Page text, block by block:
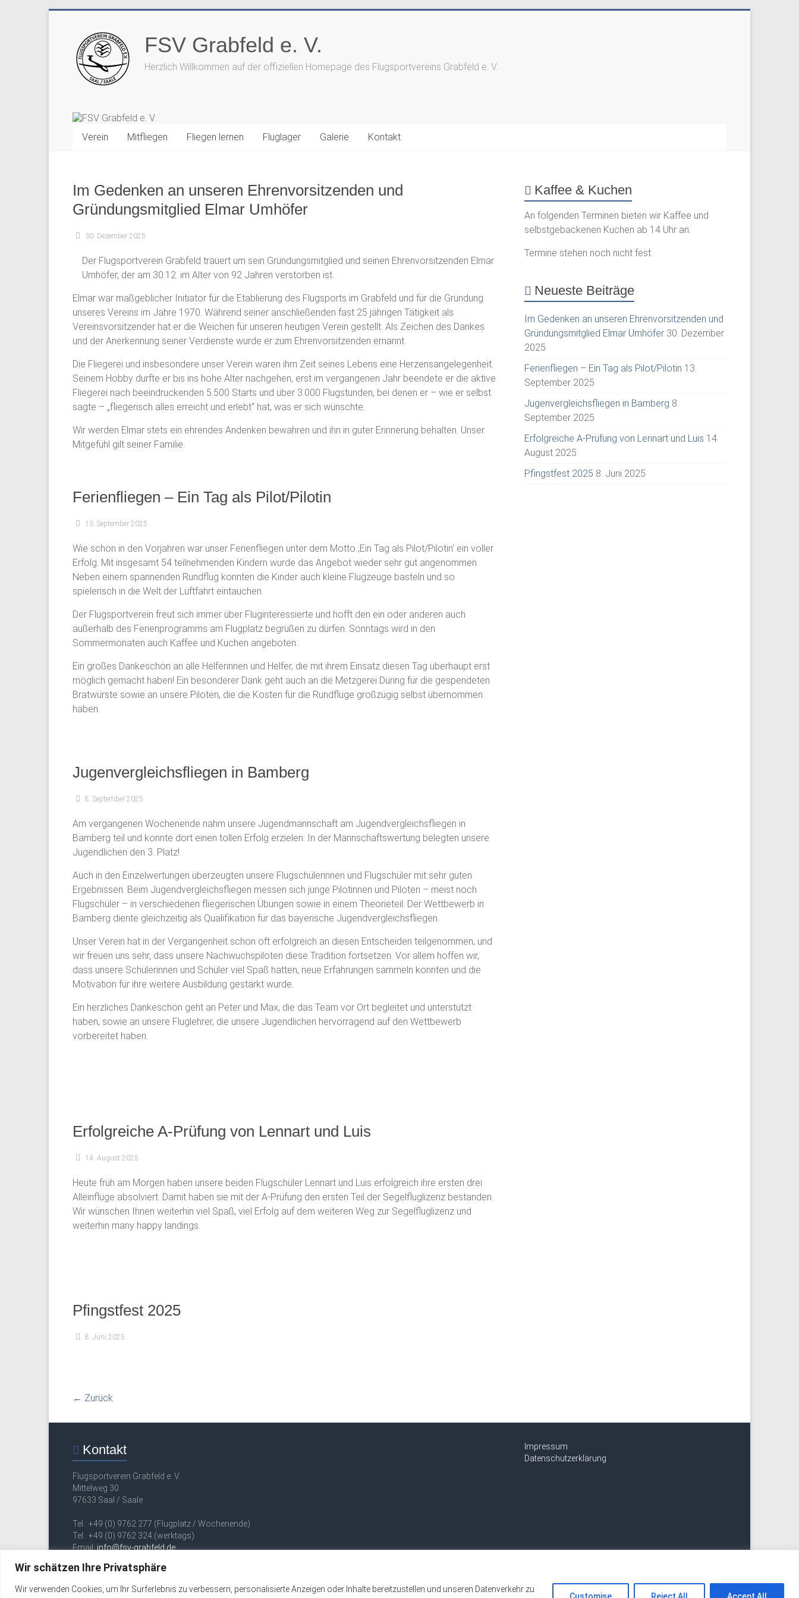
Wir schätzen Ihre Privatsphäre
Wir verwenden Cookies, um Ihr Surferlebnis zu verbessern, personalisierte Anzeigen oder Inhalte bereitzustellen und unseren Datenverkehr zu
Customise Reject All Accept All
springen
FSV Grabfeld e. V.
Herzlich Willkommen auf der offiziellen Homepage des Flugsportvereins Grabfeld e. V.
Verein Mitfliegen Fliegen lernen Fluglager Galerie Kontakt
Im Gedenken an unseren Ehrenvorsitzenden und
Gründungsmitglied Elmar Umhöfer
30. Dezember 2025
Der Flugsportverein Grabfeld trauert um sein Gründungsmitglied und seinen Ehrenvorsitzenden Elmar
Umhöfer, der am 30.12. im Alter von 92 Jahren verstorben ist.
Elmar war maßgeblicher Initiator für die Etablierung des Flugsports im Grabfeld und für die Gründung
unseres Vereins im Jahre 1970. Während seiner anschließenden fast 25 jährigen Tätigkeit als
Vereinsvorsitzender hat er die Weichen für unseren heutigen Verein gestellt. Als Zeichen des Dankes
und der Anerkennung seiner Verdienste wurde er zum Ehrenvorsitzenden ernannt.
Die Fliegerei und insbesondere unser Verein waren ihm Zeit seines Lebens eine Herzensangelegenheit.
Seinem Hobby durfte er bis ins hohe Alter nachgehen, erst im vergangenen Jahr beendete er die aktive
Fliegerei nach beeindruckenden 5.500 Starts und über 3.000 Flugstunden, bei denen er – wie er selbst
sagte – „fliegerisch alles erreicht und erlebt“ hat, was er sich wünschte.
Wir werden Elmar stets ein ehrendes Andenken bewahren und ihn in guter Erinnerung behalten. Unser
Mitgefühl gilt seiner Familie.
Ferienfliegen – Ein Tag als Pilot/Pilotin
13. September 2025
Wie schon in den Vorjahren war unser Ferienfliegen unter dem Motto ‚Ein Tag als Pilot/Pilotin‘ ein voller
Erfolg. Mit insgesamt 54 teilnehmenden Kindern wurde das Angebot wieder sehr gut angenommen.
Neben einem spannenden Rundflug konnten die Kinder auch kleine Flugzeuge basteln und so
spielerisch in die Welt der Luftfahrt eintauchen.
Der Flugsportverein freut sich immer über Fluginteressierte und hofft den ein oder anderen auch
außerhalb des Ferienprogramms am Flugplatz begrüßen zu dürfen. Sonntags wird in den
Sommermonaten auch Kaffee und Kuchen angeboten.
Ein großes Dankeschön an alle Helferinnen und Helfer, die mit ihrem Einsatz diesen Tag überhaupt erst
möglich gemacht haben! Ein besonderer Dank geht auch an die Metzgerei Düring für die gespendeten
Bratwürste sowie an unsere Piloten, die die Kosten für die Rundflüge großzügig selbst übernommen
haben.
Jugenvergleichsfliegen in Bamberg
8. September 2025
Am vergangenen Wochenende nahm unsere Jugendmannschaft am Jugendvergleichsfliegen in
Bamberg teil und konnte dort einen tollen Erfolg erzielen: In der Mannschaftswertung belegten unsere
Jugendlichen den 3. Platz!
Auch in den Einzelwertungen überzeugten unsere Flugschülerinnen und Flugschüler mit sehr guten
Ergebnissen. Beim Jugendvergleichsfliegen messen sich junge Pilotinnen und Piloten – meist noch
Flugschüler – in verschiedenen fliegerischen Übungen sowie in einem Theorieteil. Der Wettbewerb in
Bamberg diente gleichzeitig als Qualifikation für das bayerische Jugendvergleichsfliegen.
Unser Verein hat in der Vergangenheit schon oft erfolgreich an diesen Entscheiden teilgenommen, und
wir freuen uns sehr, dass unsere Nachwuchspiloten diese Tradition fortsetzen. Vor allem hoffen wir,
dass unsere Schülerinnen und Schüler viel Spaß hatten, neue Erfahrungen sammeln konnten und die
Motivation für ihre weitere Ausbildung gestärkt wurde.
Ein herzliches Dankeschön geht an Peter und Max, die das Team vor Ort begleitet und unterstützt
haben, sowie an unsere Fluglehrer, die unsere Jugendlichen hervorragend auf den Wettbewerb
vorbereitet haben.
Erfolgreiche A-Prüfung von Lennart und Luis
14. August 2025
Heute früh am Morgen haben unsere beiden Flugschüler Lennart und Luis erfolgreich ihre ersten drei
Alleinflüge absolviert. Damit haben sie mit der A-Prüfung den ersten Teil der Segelfluglizenz bestanden.
Wir wünschen Ihnen weiterhin viel Spaß, viel Erfolg auf dem weiteren Weg zur Segelfluglizenz und
weiterhin many happy landings.
Pfingstfest 2025
8. Juni 2025
← Zurück
Kaffee & Kuchen
An folgenden Terminen bieten wir Kaffee und
selbstgebackenen Kuchen ab 14 Uhr an:
Termine stehen noch nicht fest.
Neueste Beiträge
Im Gedenken an unseren Ehrenvorsitzenden und
Gründungsmitglied Elmar Umhöfer 30. Dezember
2025
Ferienfliegen – Ein Tag als Pilot/Pilotin 13.
September 2025
Jugenvergleichsfliegen in Bamberg 8.
September 2025
Erfolgreiche A-Prüfung von Lennart und Luis 14.
August 2025
Pfingstfest 2025 8. Juni 2025
Kontakt
Flugsportverein Grabfeld e. V.
Mittelweg 30
97633 Saal / Saale
Tel.: +49 (0) 9762 277 (Flugplatz / Wochenende)
Tel.: +49 (0) 9762 324 (werktags)
Email: info@fsv-grabfeld.de
Impressum
Datenschutzerklärung
Copyright © 2026 FSV Grabfeld e. V. . Alle Rechte vorbehalten.